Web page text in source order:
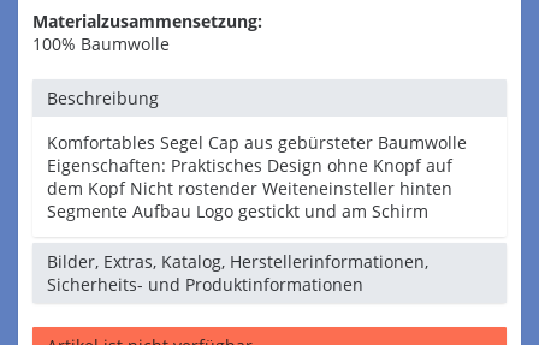
Materialzusammensetzung:
100% Baumwolle
Beschreibung
Komfortables Segel Cap aus gebürsteter Baumwolle
Eigenschaften: Praktisches Design ohne Knopf auf
dem Kopf Nicht rostender Weiteneinsteller hinten
Segmente Aufbau Logo gestickt und am Schirm
Bilder, Extras, Katalog, Herstellerinformationen,
Sicherheits- und Produktinformationen